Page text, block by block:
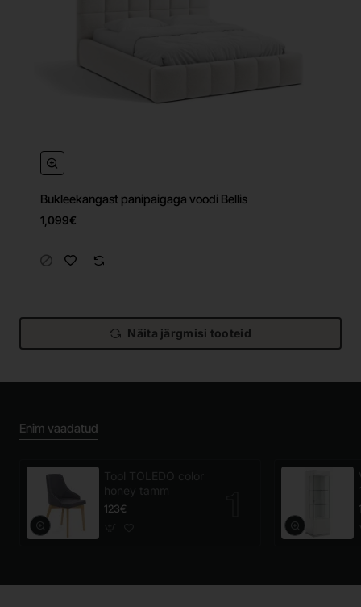
Bukleekangast panipaigaga voodi Bellis
1,099€
Näita järgmisi tooteid
Enim vaadatud
Tool TOLEDO color
honey tamm
123€